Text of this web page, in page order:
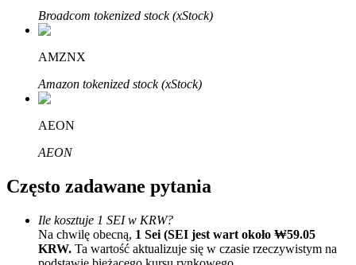
Bitruści Partnerzy
Afiliaci Bitrue
Broadcom tokenized stock (xStock)
AMZNX
Amazon tokenized stock (xStock)
AEON
AEON
Często zadawane pytania
Ile kosztuje 1 SEI w KRW?
Na chwilę obecną, 1 Sei (SEI jest wart około ₩59.05
KRW. Ta wartość aktualizuje się w czasie rzeczywistym na